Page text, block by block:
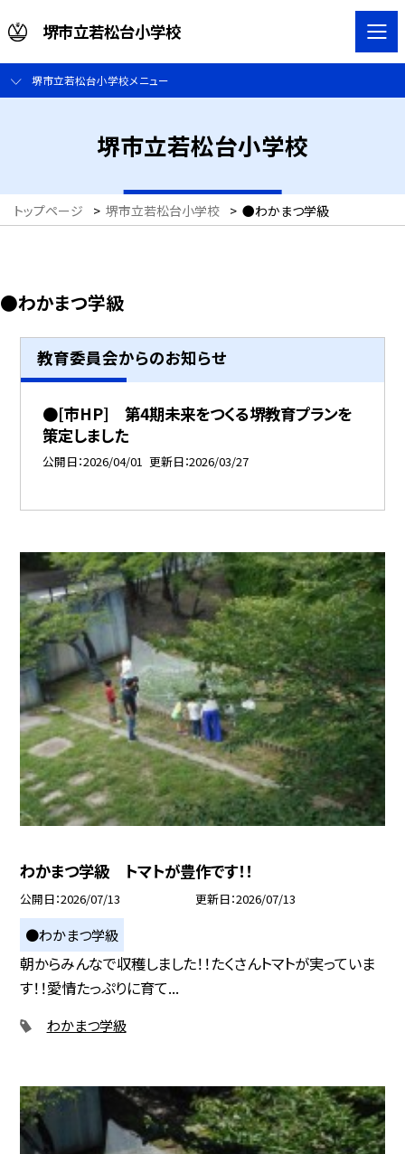
堺市立若松台小学校
堺市立若松台小学校メニュー
堺市立若松台小学校
トップページ > 堺市立若松台小学校 > ●わかまつ学級
●わかまつ学級
教育委員会からのお知らせ
●[市HP] 第4期未来をつくる堺教育プランを
策定しました
公開日 2026/04/01 更新日 2026/03/27
わかまつ学級 トマトが豊作です！！
公開日 2026/07/13 更新日 2026/07/13
●わかまつ学級
朝からみんなで収穫しました！！たくさんトマトが実っていま
す！！愛情たっぷりに育て...
わかまつ学級